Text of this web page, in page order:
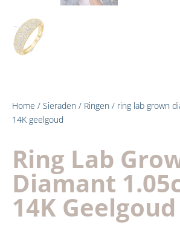
Home / Sieraden / Ringen / ring lab grown
14K geelgoud
Ring Lab
Diamant
14K Geelgoud